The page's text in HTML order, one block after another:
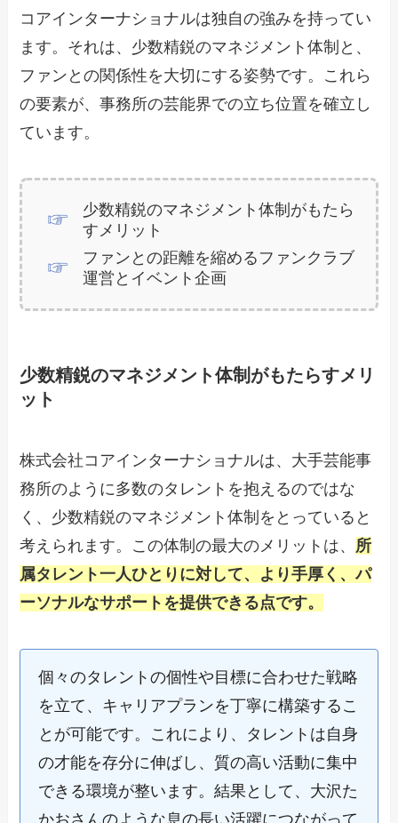
コアインターナショナルは独自の強みを持ってい
ます。それは、少数精鋭のマネジメント体制と、
ファンとの関係性を大切にする姿勢です。これら
の要素が、事務所の芸能界での立ち位置を確立し
ています。
少数精鋭のマネジメント体制がもたら
すメリット
ファンとの距離を縮めるファンクラブ
運営とイベント企画
少数精鋭のマネジメント体制がもたらすメリ
ット
株式会社コアインターナショナルは、大手芸能事
務所のように多数のタレントを抱えるのではな
く、少数精鋭のマネジメント体制をとっていると
考えられます。この体制の最大のメリットは、 所
属タレント一人ひとりに対して、より手厚く、パ
ーソナルなサポートを提供できる点です。
個々のタレントの個性や目標に合わせた戦略
を立て、キャリアプランを丁寧に構築するこ
とが可能です。これにより、タレントは自身
の才能を存分に伸ばし、質の高い活動に集中
できる環境が整います。結果として、大沢た